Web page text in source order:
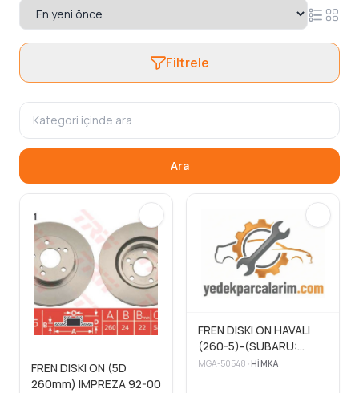
Filtrele
Ara
FREN DISKI ON (5D
260mm) IMPREZA 92-00
FREN DISKI ON HAVALI
(260-5)-(SUBARU:
IMPREZA 98>10/LEGACY
MGA-50548 • HIMKA